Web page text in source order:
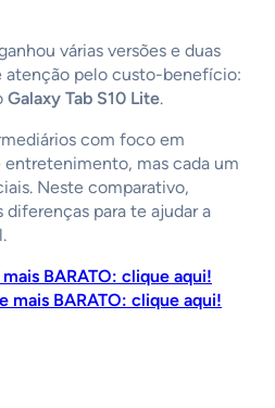
várias versões e duas
atenção pelo custo-benefício:
Galaxy Tab S10 Lite.
com foco em
mas cada um
Neste comparativo,
diferenças para te ajudar a
BARATO: clique aqui!
mais BARATO: clique aqui!